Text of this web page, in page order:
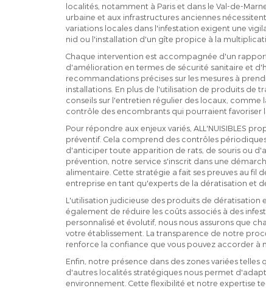
localités, notamment à Paris et dans le Val-de-
urbaine et aux infrastructures anciennes
variations locales dans l'infestation exigent une
nid ou l'installation d'un gîte propice à la
Chaque intervention est accompagnée d'un
d'amélioration en termes de sécurité sanitaire et
recommandations précises sur les mesures à
installations. En plus de l'utilisation de produits de
conseils sur l'entretien régulier des locaux, comme
contrôle des encombrants qui pourraient favoriser
Pour répondre aux enjeux variés, ALL'NUISIBLES
préventif. Cela comprend des contrôles
d'anticiper toute apparition de rats, de souris ou
prévention, notre service s'inscrit dans une
alimentaire. Cette stratégie a fait ses preuves au fil
entreprise en tant qu'experts de la dératisation et
L'utilisation judicieuse des produits de dératisation
également de réduire les coûts associés à des
personnalisé et évolutif, nous nous assurons que
votre établissement. La transparence de notre
renforce la confiance que vous pouvez accorder à
Enfin, notre présence dans des zones variées telles
d'autres localités stratégiques nous permet
environnement. Cette flexibilité et notre expertise